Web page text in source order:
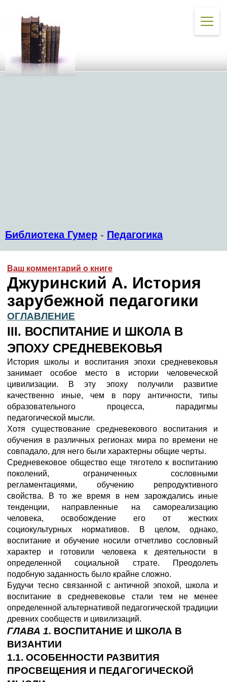
Библиотека Гумер - Педагогика
Ваш комментарий о книге
Джуринский А. История
зарубежной педагогики
ОГЛАВЛЕНИЕ
III. ВОСПИТАНИЕ И ШКОЛА В
ЭПОХУ СРЕДНЕВЕКОВЬЯ
История школы и воспитания эпохи средневековья
занимает особое место в истории человеческой
цивилизации. В эту эпоху получили развитие
качественно иные, чем в пору античности, типы
образовательного процесса, парадигмы
педагогической мысли.
Хотя существование средневекового воспитания и
обучения в различных регионах мира по времени не
совпадало, для него были характерны общие черты.
Средневековое общество еще тяготело к воспитанию
поколений, ограниченных сословными
регламентациями, обучению репродуктивного
свойства. В то же время в нем зарождались иные
тенденции, направленные на самореализацию
человека, освобождение его от жестких
социокультурных нормативов. В целом, однако,
воспитание и обучение носили отчетливо сословный
характер и готовили человека к деятельности в
определенной социальной страте. Преодолеть
подобную заданность было крайне сложно.
Будучи тесно связанной с античной эпохой, школа и
воспитание в средневековье стали тем не менее
определенной альтернативой педагогической традиции
древних сообществ и цивилизаций.
ГЛАВА 1. ВОСПИТАНИЕ И ШКОЛА В
ВИЗАНТИИ
1.1. ОСОБЕННОСТИ РАЗВИТИЯ
ПРОСВЕЩЕНИЯ И ПЕДАГОГИЧЕСКОЙ